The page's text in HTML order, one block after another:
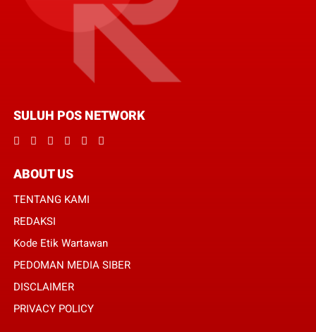
SULUH POS NETWORK
ABOUT US
TENTANG KAMI
REDAKSI
Kode Etik Wartawan
PEDOMAN MEDIA SIBER
DISCLAIMER
PRIVACY POLICY